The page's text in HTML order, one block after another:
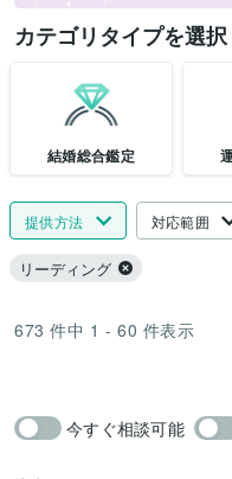
カテゴリタイプを選択
結婚総合鑑定
提供方法 対応範囲
リーディング
673 件中 1 - 60 件表示
今すぐ相談可能